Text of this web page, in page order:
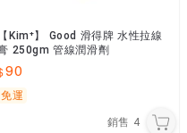
【Kim⁺】 Good 滑得牌 水性拉線
膏 250gm 管線潤滑劑
90
免運
銷售 4